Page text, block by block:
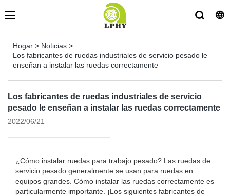
Hogar > Noticias >
Los fabricantes de ruedas industriales de servicio pesado le
enseñan a instalar las ruedas correctamente
Los fabricantes de ruedas industriales de servicio
pesado le enseñan a instalar las ruedas correctamente
2022/06/21
¿Cómo instalar ruedas para trabajo pesado? Las ruedas de
servicio pesado generalmente se usan para ruedas en
equipos grandes. Cómo instalar las ruedas correctamente es
particularmente importante. ¡Los siguientes fabricantes de